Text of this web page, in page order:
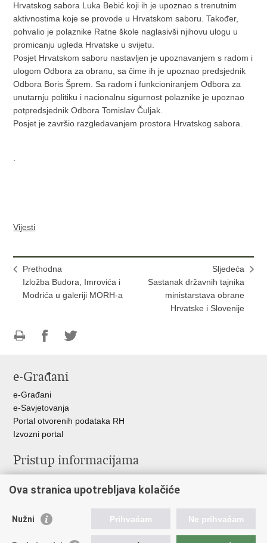
Hrvatskog sabora Luka Bebić koji ih je upoznao s trenutnim
aktivnostima koje se provode u Hrvatskom saboru. Također,
pohvalio je polaznike Ratne škole naglasivši njihovu ulogu u
promicanju ugleda Hrvatske u svijetu.
Posjet Hrvatskom saboru nastavljen je upoznavanjem s radom i
ulogom Odbora za obranu, sa čime ih je upoznao predsjednik
Odbora Boris Šprem. Sa radom i funkcioniranjem Odbora za
unutarnju politiku i nacionalnu sigurnost polaznike je upoznao
potpredsjednik Odbora Tomislav Čuljak.
Posjet je završio razgledavanjem prostora Hrvatskog sabora.
Vijesti
Prethodna
Izložba Budora, Imrovića i
Modrića u galeriji MORH-a
Sljedeća
Sastanak državnih tajnika
ministarstava obrane
Hrvatske i Slovenije
FacebookuTwitteru
e-Građani
e-Građani
e-Savjetovanja
Portal otvorenih podataka RH
Izvozni portal
Pristup informacijama
Izjava o pristupačnosti
Ravnopravnost spolova u MORH-u i OSRH
Ova stranica upotrebljava kolačiće
Nužni Prihvaćam Ne prihvaćam